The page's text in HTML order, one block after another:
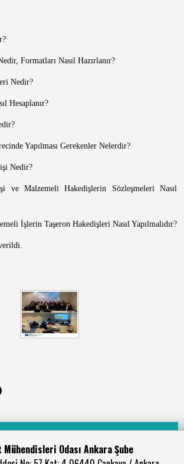
Formatları Nasıl Hazırlanır?
Nedir?
Hesaplanır?
Yapılması Gerekenler Nelerdir?
Nedir?
ve Malzemeli Hakedişlerin Sözleşmeleri Nasıl
İşlerin Taşeron Hakedişleri Nasıl Yapılmalıdır?
Mühendisleri Odası Ankara Şube